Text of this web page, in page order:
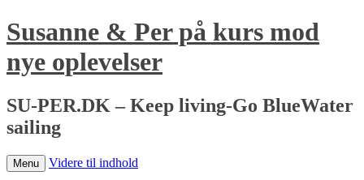
Susanne & Per på kurs mod
nye oplevelser
SU-PER.DK – Keep living-Go BlueWater
sailing
Menu Videre til indhold